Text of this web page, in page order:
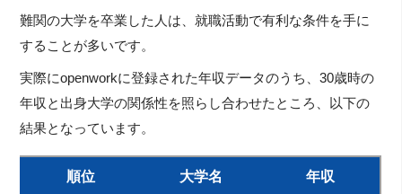
難関の大学を卒業した人は、就職活動で有利な条件を手に
することが多いです。
実際にopenworkに登録された年収データのうち、30歳時の
年収と出身大学の関係性を照らし合わせたところ、以下の
結果となっています。
順位 大学名 年収